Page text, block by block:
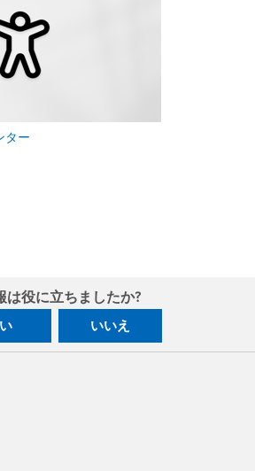
ター
は役に立ちましたか?
いいえ